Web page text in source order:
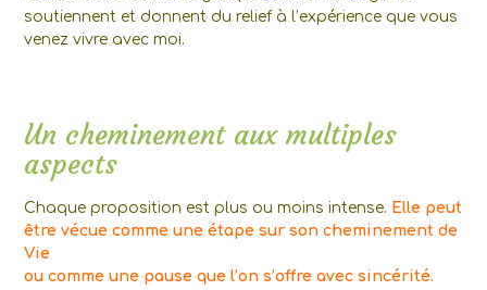
soutiennent et donnent du relief à l’expérience que vous
venez vivre avec moi.
Un cheminement aux multiples
aspects
Chaque proposition est plus ou moins intense. Elle peut
être vécue comme une étape sur son cheminement de
Vie
ou comme une pause que l’on s’offre avec sincérité.